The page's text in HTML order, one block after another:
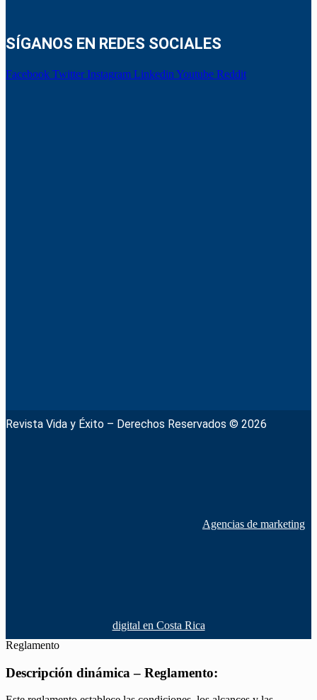
SÍGANOS EN REDES SOCIALES
Facebook Twitter Instagram Linkedin Youtube Reddit
Revista Vida y Éxito – Derechos Reservados © 2026
Agencias de marketing
digital en Costa Rica
Reglamento
Descripción dinámica – Reglamento: